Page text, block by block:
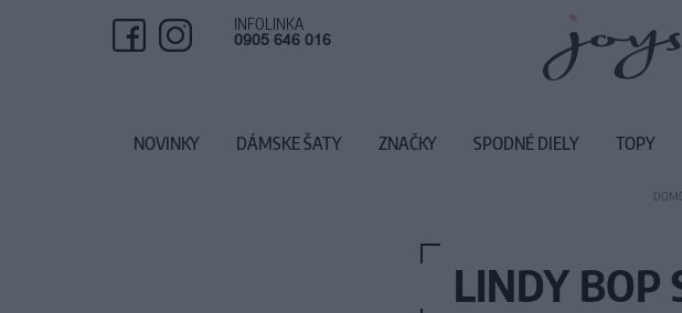
LINDY BOP
INFOLINKA
0905 646 016
NOVINKY DÁMSKE ŠATY ZNAČKY SPODNÉ DIELY TOPY